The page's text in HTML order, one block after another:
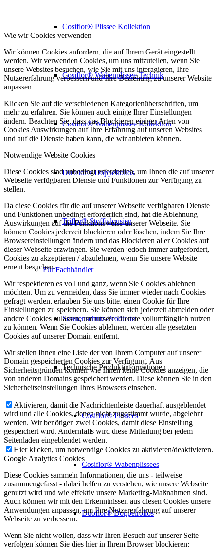
Cosiflor® Plissee Kollektion
Cosiflor® Wabenplissee Technik
Cosiflor® Wabenplissee Kollektion
Duoflor® Doppelrollos
Triflor® Stoffjalousien
Für Fachhändler
Sonnenschutz-Produkte
Technische Produktinformationen
Cosiflor® Plissees
Cosiflor® Wabenplissees
Duoflor® Doppelrollos
Wie wir Cookies verwenden
Wir können Cookies anfordern, die auf Ihrem Gerät eingestellt
werden. Wir verwenden Cookies, um uns mitzuteilen, wenn Sie
unsere Websites besuchen, wie Sie mit uns interagieren, Ihre
Nutzererfahrung verbessern und Ihre Beziehung zu unserer Website
anpassen.
Klicken Sie auf die verschiedenen Kategorienüberschriften, um
mehr zu erfahren. Sie können auch einige Ihrer Einstellungen
ändern. Beachten Sie, dass das Blockieren einiger Arten von
Cookies Auswirkungen auf Ihre Erfahrung auf unseren Websites
und auf die Dienste haben kann, die wir anbieten können.
Notwendige Website Cookies
Diese Cookies sind unbedingt erforderlich, um Ihnen die auf unserer
Webseite verfügbaren Dienste und Funktionen zur Verfügung zu
stellen.
Da diese Cookies für die auf unserer Webseite verfügbaren Dienste
und Funktionen unbedingt erforderlich sind, hat die Ablehnung
Auswirkungen auf die Funktionsweise unserer Webseite. Sie
können Cookies jederzeit blockieren oder löschen, indem Sie Ihre
Browsereinstellungen ändern und das Blockieren aller Cookies auf
dieser Webseite erzwingen. Sie werden jedoch immer aufgefordert,
Cookies zu akzeptieren / abzulehnen, wenn Sie unsere Website
erneut besuchen.
Wir respektieren es voll und ganz, wenn Sie Cookies ablehnen
möchten. Um zu vermeiden, dass Sie immer wieder nach Cookies
gefragt werden, erlauben Sie uns bitte, einen Cookie für Ihre
Einstellungen zu speichern. Sie können sich jederzeit abmelden oder
andere Cookies zulassen, um unsere Dienste vollumfänglich nutzen
zu können. Wenn Sie Cookies ablehnen, werden alle gesetzten
Cookies auf unserer Domain entfernt.
Wir stellen Ihnen eine Liste der von Ihrem Computer auf unserer
Domain gespeicherten Cookies zur Verfügung. Aus
Sicherheitsgründen können wie Ihnen keine Cookies anzeigen, die
von anderen Domains gespeichert werden. Diese können Sie in den
Sicherheitseinstellungen Ihres Browsers einsehen.
Aktivieren, damit die Nachrichtenleiste dauerhaft ausgeblendet
wird und alle Cookies, denen nicht zugestimmt wurde, abgelehnt
werden. Wir benötigen zwei Cookies, damit diese Einstellung
gespeichert wird. Andernfalls wird diese Mitteilung bei jedem
Seitenladen eingeblendet werden.
Hier klicken, um notwendige Cookies zu aktivieren/deaktivieren.
Google Analytics Cookies
Diese Cookies sammeln Informationen, die uns - teilweise
zusammengefasst - dabei helfen zu verstehen, wie unsere Webseite
genutzt wird und wie effektiv unsere Marketing-Maßnahmen sind.
Auch können wir mit den Erkenntnissen aus diesen Cookies unsere
Anwendungen anpassen, um Ihre Nutzererfahrung auf unserer
Webseite zu verbessern.
Wenn Sie nicht wollen, dass wir Ihren Besuch auf unserer Seite
verfolgen können Sie dies hier in Ihrem Browser blockieren: